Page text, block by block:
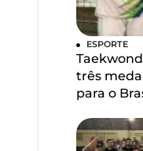
ESPORTE
três
para o